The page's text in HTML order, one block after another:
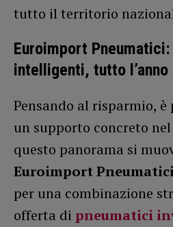
tutto il territorio
Euroimport
intelligenti, tutto l’anno
Pensando al risparmio,
un supporto concreto
questo panorama si
Euroimport
per una combinazione
offerta di pneumatici